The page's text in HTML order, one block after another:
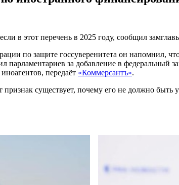
в этот перечень в 2025 году, сообщил
по защите госсуверенитета он напомнил,
парламентариев за добавление в федеральный
передаёт «Коммерсантъ».
признак существует, почему его не должно